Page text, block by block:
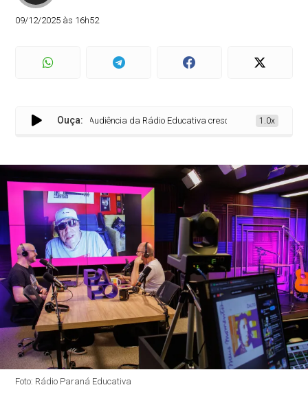
09/12/2025 às 16h52
Ouça:Audiência da Rádio Educativa cresce 999% nas1.0x
Foto: Rádio Paraná Educativa